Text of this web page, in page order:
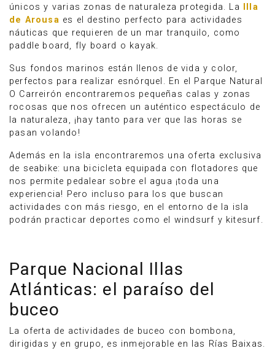
únicos y varias zonas de naturaleza protegida. La
Illa
de Arousa es el destino perfecto para actividades
náuticas que requieren de un mar tranquilo, como
paddle board, fly board o kayak.
Sus fondos marinos están llenos de vida y color,
perfectos para realizar esnórquel. En el Parque Natural
O Carreirón encontraremos pequeñas calas y zonas
rocosas que nos ofrecen un auténtico espectáculo de
la naturaleza, ¡hay tanto para ver que las horas se
pasan volando!
Además en la isla encontraremos una oferta exclusiva
de seabike: una bicicleta equipada con flotadores que
nos permite pedalear sobre el agua ¡toda una
experiencia! Pero incluso para los que buscan
actividades con más riesgo, en el entorno de la isla
podrán practicar deportes como el windsurf y kitesurf.
Parque Nacional Illas
Atlánticas: el paraíso del
buceo
La oferta de actividades de buceo con bombona,
dirigidas y en grupo, es inmejorable en las Rías Baixas.